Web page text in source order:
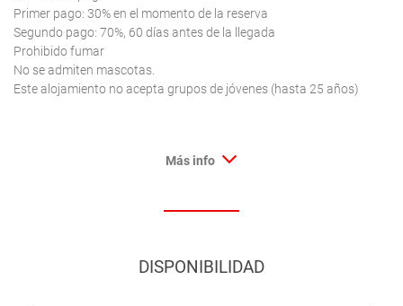
Primer pago: 30% en el momento de la reserva
Segundo pago: 70%, 60 días antes de la llegada
Prohibido fumar
No se admiten mascotas.
Este alojamiento no acepta grupos de jóvenes (hasta 25 años)
Más info
DISPONIBILIDAD